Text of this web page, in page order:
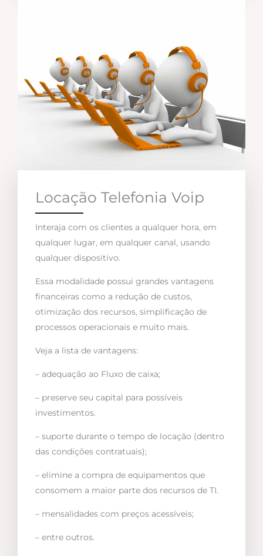
Locação Telefonia Voip
Interaja com os clientes a qualquer hora, em
qualquer lugar, em qualquer canal, usando
qualquer dispositivo.
Essa modalidade possui grandes vantagens
financeiras como a redução de custos,
otimização dos recursos, simplificação de
processos operacionais e muito mais.
Veja a lista de vantagens:
– adequação ao Fluxo de caixa;
– preserve seu capital para possíveis
investimentos.
– suporte durante o tempo de locação (dentro
das condições contratuais);
– elimine a compra de equipamentos que
consomem a maior parte dos recursos de TI.
– mensalidades com preços acessíveis;
– entre outros.